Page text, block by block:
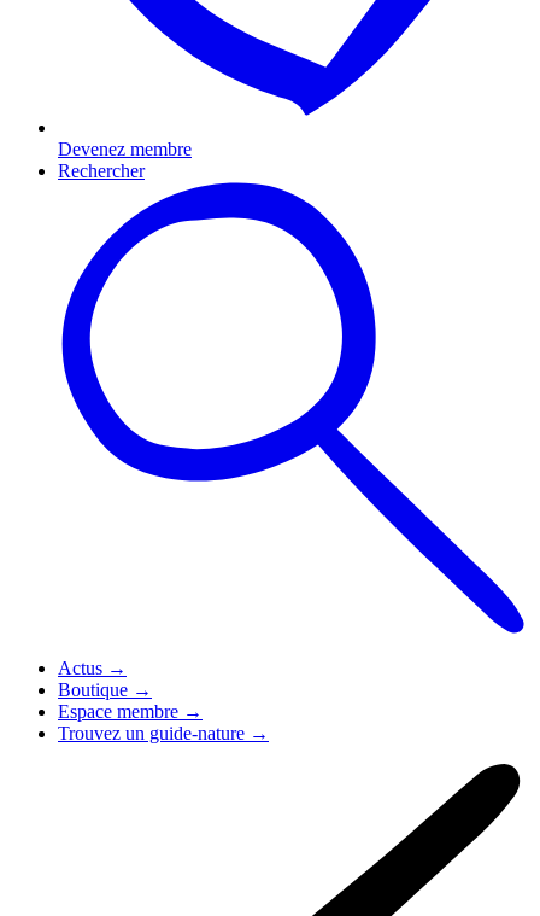
Devenez membre
Rechercher
Actus →
Boutique →
Espace membre →
Trouvez un guide-nature →